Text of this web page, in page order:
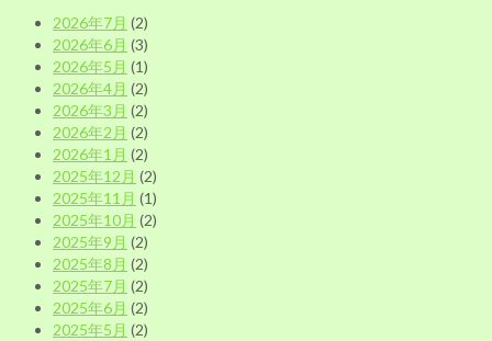
2026年7月 (2)
2026年6月 (3)
2026年5月 (1)
2026年4月 (2)
2026年3月 (2)
2026年2月 (2)
2026年1月 (2)
2025年12月 (2)
2025年11月 (1)
2025年10月 (2)
2025年9月 (2)
2025年8月 (2)
2025年7月 (2)
2025年6月 (2)
2025年5月 (2)